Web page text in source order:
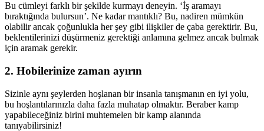
Bu cümleyi farklı bir şekilde kurmayı deneyin. ‘İş aramayı
bıraktığında bulursun’. Ne kadar mantıklı? Bu, nadiren mümkün
olabilir ancak çoğunlukla her şey gibi ilişkiler de çaba gerektirir. Bu,
beklentilerinizi düşürmeniz gerektiği anlamına gelmez ancak bulmak
için aramak gerekir.
2. Hobilerinize zaman ayırın
Sizinle aynı şeylerden hoşlanan bir insanla tanışmanın en iyi yolu,
bu hoşlantılarınızla daha fazla muhatap olmaktır. Beraber kamp
yapabileceğiniz birini muhtemelen bir kamp alanında
tanıyabilirsiniz!